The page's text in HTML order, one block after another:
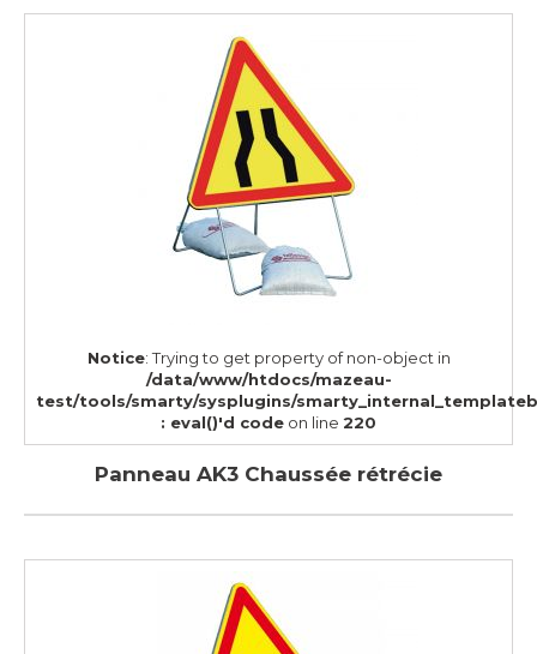
Notice: Trying to get property of non-object in
/data/www/htdocs/mazeau-
test/tools/smarty/sysplugins/
: eval()'d code on line 220
Panneau AK3 Chaussée rétrécie